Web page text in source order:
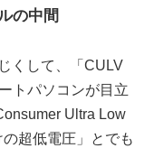
の中間
くして、「CULV
トパソコンが目立
Ultra Low
超低電圧」とでも